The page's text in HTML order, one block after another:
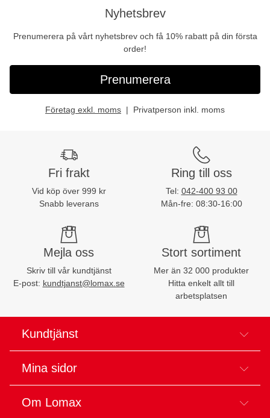
Nyhetsbrev
Prenumerera på vårt nyhetsbrev och få 10% rabatt på din första
order!
Prenumerera
Företag exkl. moms Privatperson inkl. moms
Fri frakt
Vid köp över 999 kr
Snabb leverans
Ring till oss
Tel: 042-400 93 00
Mån-fre: 08:30-16:00
Mejla oss
Skriv till vår kundtjänst
E-post: kundtjanst@lomax.se
Stort sortiment
Mer än 32 000 produkter
Hitta enkelt allt till
arbetsplatsen
Kundtjänst
Mina sidor
Om Lomax